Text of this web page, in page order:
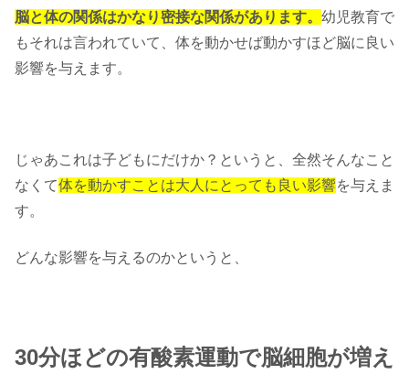
脳と体の関係はかなり密接な関係があります。 幼児教育で
もそれは言われていて、体を動かせば動かすほど脳に良い
影響を与えます。
じゃあこれは子どもにだけか？というと、全然そんなこと
なくて体を動かすことは大人にとっても良い影響を与えま
す。
どんな影響を与えるのかというと、
30分ほどの有酸素運動で脳細胞が増え